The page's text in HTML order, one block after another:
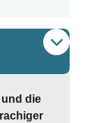
die